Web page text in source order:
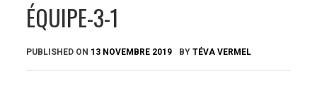
ÉQUIPE-3-1
PUBLISHED ON 13 NOVEMBRE 2019 BYTÉVA VERMEL